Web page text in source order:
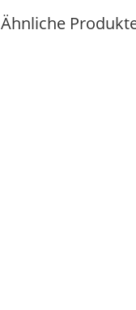
Ähnliche